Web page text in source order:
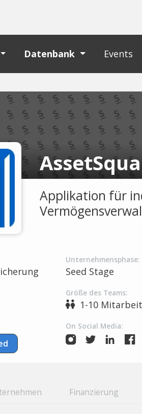
Datenbank Events
Applikation für
Unternehmensphase:
Seed Stage
Größe des Teams:
1-10
On Social Media:
Finanzierung